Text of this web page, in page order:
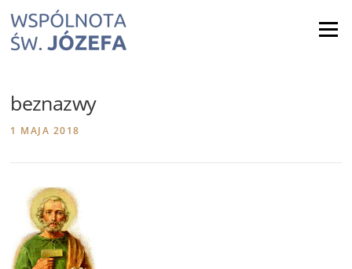
content
Menu
beznazwy
1 MAJA 2018